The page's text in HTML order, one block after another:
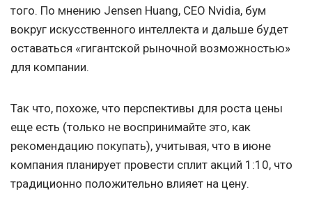
того. По мнению Jensen Huang, CEO Nvidia, бум
вокруг искусственного интеллекта и дальше будет
оставаться «гигантской рыночной возможностью»
для компании.
Так что, похоже, что перспективы для роста цены
еще есть (только не воспринимайте это, как
рекомендацию покупать), учитывая, что в июне
компания планирует провести сплит акций 1:10, что
традиционно положительно влияет на цену.